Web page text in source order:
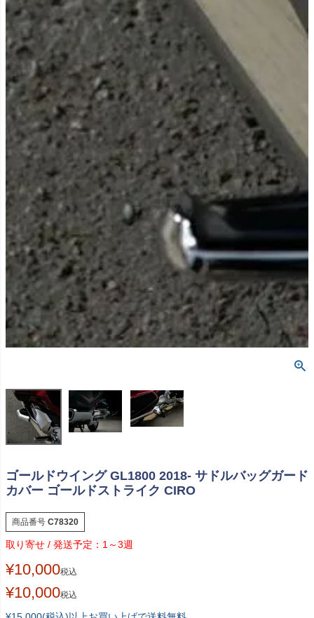
ゴールドウイング GL1800 2018- サドルバッグガード
カバー ゴールドストライク CIRO
商品番号 C78320
1～3週
¥10,000税込
¥10,000税込